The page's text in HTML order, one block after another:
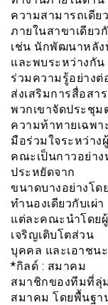
ความสามารถเดีย
ภายในสาขาเดียว
เช่น นักพัฒนาหลัง
และพบระหว่างกั
ร่วมความรู้อย่างต่
ส่งเสริมการสื่อส
พวกเขาจัดประชุ
ความท้าทายเฉพ
มือร่วมใจระหว่า
คณะเป็นกาวอย่า
ประหยัดจาก
ขนาดบางอย่างโด
ทำนองเดียวกับเผ่า
แต่ละคณะนำโดย
เจริญเติบโตส่วน
บุคคล และเอาชน
*กิลด์ : สมาคม
สมาชิกของทีมที่ลุ่
สมาคม โดยพื้นฐา